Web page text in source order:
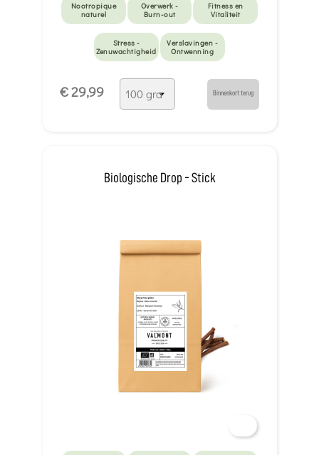
Nootropique
naturel
Overwerk -
Burn-out
Fitness en
Vitaliteit
Stress -
Zenuwachtigheid
Verslavingen -
Ontwenning
€ 29,99 Binnenkort terug
Biologische Drop - Stick